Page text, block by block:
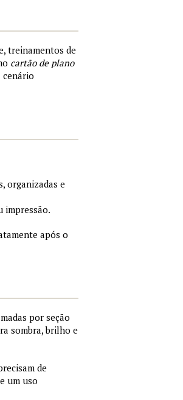
treinamentos de
cartão de plano
cenário
organizadas e
impressão.
após o
por seção
sombra, brilho e
de
um uso